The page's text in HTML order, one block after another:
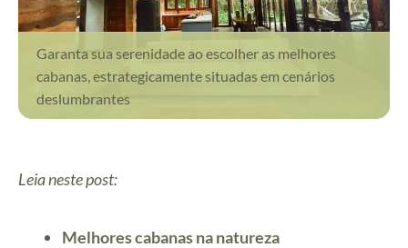
Garanta sua serenidade ao escolher as melhores
cabanas, estrategicamente situadas em cenários
deslumbrantes
Leia neste post:
Melhores cabanas na natureza